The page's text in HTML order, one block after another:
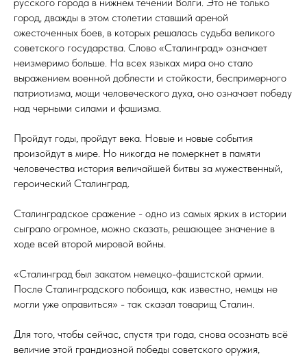
русского города в нижнем течении Волги. Это не только
город, дважды в этом столетии ставший ареной
ожесточенных боев, в которых решалась судьба великого
советского государства. Слово «Сталинград» означает
неизмеримо больше. На всех языках мира оно стало
выражением военной доблести и стойкости, беспримерного
патриотизма, мощи человеческого духа, оно означает победу
над черными силами и фашизма.
Пройдут годы, пройдут века. Новые и новые события
произойдут в мире. Но никогда не померкнет в памяти
человечества история величайшей битвы за мужественный,
героический Сталинград.
Сталинградское сражение - одно из самых ярких в истории
сыграло огромное, можно сказать, решающее значение в
ходе всей второй мировой войны.
«Сталинград был закатом немецко-фашистской армии.
После Сталинградского побоища, как известно, немцы не
могли уже оправиться» - так сказал товарищ Сталин.
Для того, чтобы сейчас, спустя три года, снова осознать всё
величие этой грандиозной победы советского оружия,